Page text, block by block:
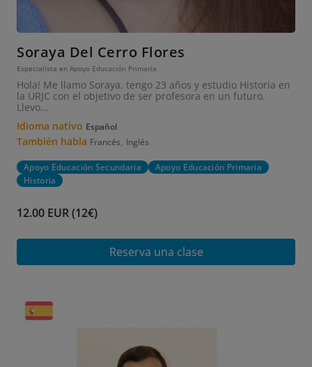
Soraya Del Cerro Flores
Especialista en Apoyo Educación Primaria
Hola! Me llamo Soraya, tengo 23 años y estudio Historia en
la URJC con el objetivo de ser profesora en un futuro.
Llevo...
Idioma nativo Español
También habla Francés, Inglés
Apoyo Educación Secundaria
Apoyo Educación Primaria
Historia
12.00 EUR (12€)
Reserva una clase